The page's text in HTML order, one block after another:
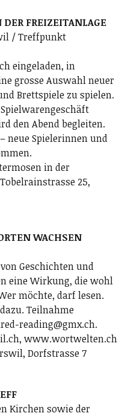
FREIZEITANLAGE
/ Treffpunkt
eingeladen, in
grosse Auswahl neuer
Brettspiele zu spielen.
den Abend begleiten.
neue Spielerinnen und
in der
25,
WACHSEN
Geschichten und
eine Wirkung, die wohl
möchte, darf lesen.
Teilnahme
reading@gmx.ch.
www.wortwelten.ch
Dorfstrasse 7
Kirchen sowie der